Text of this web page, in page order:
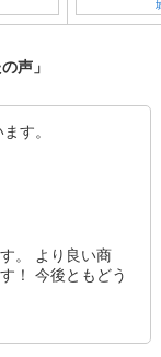
声」
す。
。 より良い商
！ 今後ともどう